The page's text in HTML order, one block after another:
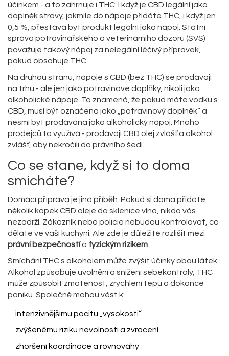
účinkem - a to zahrnuje i THC. I když je CBD legální jako
doplněk stravy, jakmile do nápoje přidáte THC, i když jen
0,5 %, přestává být produkt legální jako nápoj. Státní
správa potravinářského a veterinárního dozoru (SVS)
považuje takový nápoj za nelegální léčivý přípravek,
pokud obsahuje THC.
Na druhou stranu, nápoje s CBD (bez THC) se prodávají
na trhu - ale jen jako potravinové doplňky, nikoli jako
alkoholické nápoje. To znamená, že pokud máte vodku s
CBD, musí být označena jako „potravinový doplněk“ a
nesmí být prodávána jako alkoholický nápoj. Mnoho
prodejců to využívá - prodávají CBD olej zvlášť a alkohol
zvlášť, aby nekročili do právního šedi.
Co se stane, když si to doma
smícháte?
Domácí příprava je jiná příběh. Pokud si doma přidáte
několik kapek CBD oleje do sklenice vína, nikdo vás
nezadrží. Zákazník nebo policie nebudou kontrolovat, co
děláte ve vaší kuchyni. Ale zde je důležité rozlišit mezi
právní bezpečnostía fyzickým rizikem
Smíchání THC s alkoholem může zvýšit účinky obou látek.
Alkohol způsobuje uvolnění a snížení sebekontroly, THC
může způsobit zmatenost, zrychlení tepu a dokonce
paniku. Společně mohou vést k:
intenzivnějšímu pocitu „vysokosti“
zvýšenému riziku nevolnosti a zvracení
zhoršení koordinace a rovnováhy